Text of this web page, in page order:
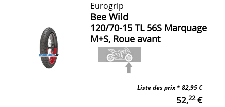
Eurogrip
Bee Wild
120/70-15 TL56S Marquage
M+S, Roue avant
Liste des prix *82,95 €
52,22€